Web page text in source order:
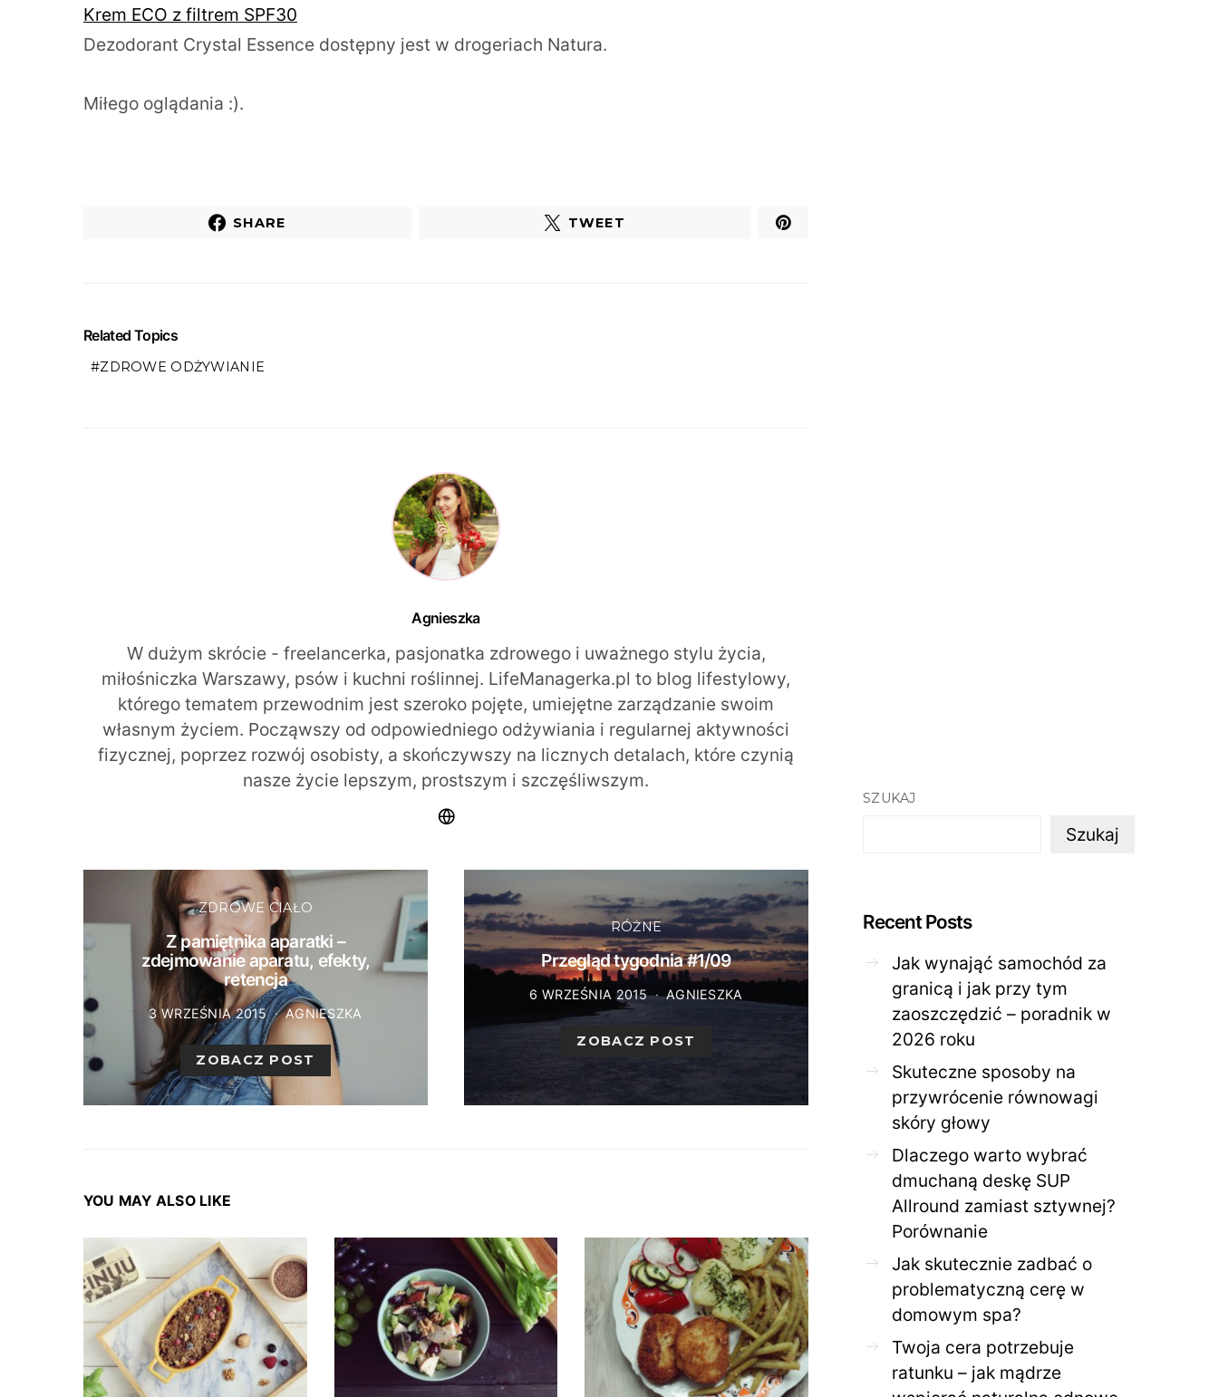
Krem ECO z filtrem SPF30
Dezodorant Crystal Essence dostępny jest w drogeriach Natura.
Miłego oglądania :).
SHARE TWEET
Related Topics
ZDROWE ODŻYWIANIE
Agnieszka
W dużym skrócie - freelancerka, pasjonatka zdrowego i uważnego stylu życia,
miłośniczka Warszawy, psów i kuchni roślinnej. LifeManagerka.pl to blog lifestylowy,
którego tematem przewodnim jest szeroko pojęte, umiejętne zarządzanie swoim
własnym życiem. Począwszy od odpowiedniego odżywiania i regularnej aktywności
fizycznej, poprzez rozwój osobisty, a skończywszy na licznych detalach, które czynią
nasze życie lepszym, prostszym i szczęśliwszym.
ZDROWE CIAŁO
Z pamiętnika aparatki –
zdejmowanie aparatu, efekty,
retencja
3 WRZEŚNIA 2015 AGNIESZKA
ZOBACZ POST
RÓŻNE
Przegląd tygodnia #1/09
6 WRZEŚNIA 2015 AGNIESZKA
ZOBACZ POST
YOU MAY ALSO LIKE
SZUKAJ
Szukaj
Recent Posts
Jak wynająć samochód za
granicą i jak przy tym
zaoszczędzić – poradnik w
2026 roku
Skuteczne sposoby na
przywrócenie równowagi
skóry głowy
Dlaczego warto wybrać
dmuchaną deskę SUP
Allround zamiast sztywnej?
Porównanie
Jak skutecznie zadbać o
problematyczną cerę w
domowym spa?
Twoja cera potrzebuje
ratunku – jak mądrze